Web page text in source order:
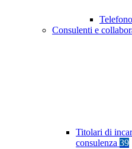
Consulenti e
Titolari di
consulenza 39